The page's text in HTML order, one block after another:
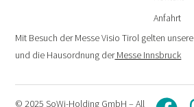
Anfahrt
Mit Besuch der Messe Visio Tirol gelten
und die Hausordnung derMesse Innsbruck
© 2025 SoWi-Holding GmbH – All